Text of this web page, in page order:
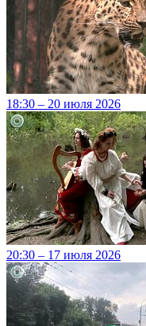
18:30 – 20 июля 2026
20:30 – 17 июля 2026